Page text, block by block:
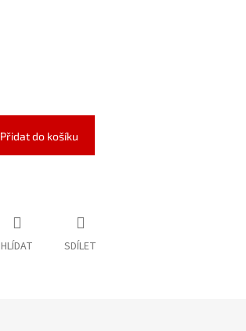
Přidat do košíku
HLÍDAT SDÍLET